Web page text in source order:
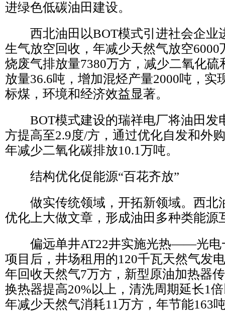
进绿色低碳油田建设。
西北油田以BOT模式引进社会企业
生气放空回收，年减少天然气放空6000
烧废气排放量7380万方，减少二氧化硫
放量36.6吨，增加混烃产量2000吨，实
标煤，环境和经济效益显著。
BOT模式建设的瑞祥电厂将油田发
方提高至2.9度/方，通过优化自发和外
年减少二氧化碳排放10.1万吨。
结构优化促能源“百花齐放”
做实传统领域，开拓新领域。西北
优化上大做文章，形成油田多种类能源
偏远单井AT22井实施光热——光电
项目后，井场租用的120千瓦天然气发
年回收天然气7万方，新型原油加热器
换热器提高20%以上，清洗周期延长1
年减少天然气消耗11万方，年节能163